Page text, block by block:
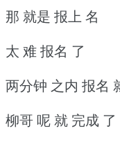
那 就是 报上 名
太 难 报名 了
两分钟 之内 报名
柳哥 呢 就 完成